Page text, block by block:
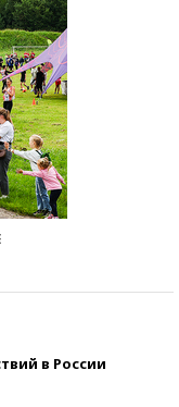
в России